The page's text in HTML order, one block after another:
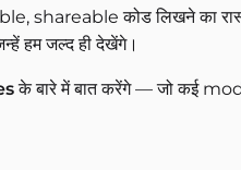
shareable कोड लिखने का
हम जल्द ही देखेंगे।
के बारे में बात करेंगे — जो कई